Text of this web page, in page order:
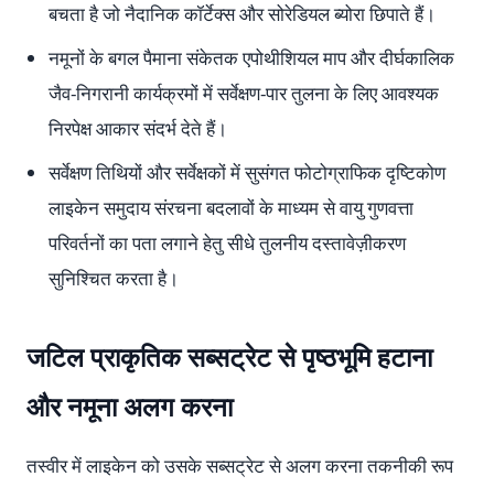
बचता है जो नैदानिक कॉर्टेक्स और सोरेडियल ब्योरा छिपाते हैं।
नमूनों के बगल पैमाना संकेतक एपोथीशियल माप और दीर्घकालिक
जैव-निगरानी कार्यक्रमों में सर्वेक्षण-पार तुलना के लिए आवश्यक
निरपेक्ष आकार संदर्भ देते हैं।
सर्वेक्षण तिथियों और सर्वेक्षकों में सुसंगत फोटोग्राफिक दृष्टिकोण
लाइकेन समुदाय संरचना बदलावों के माध्यम से वायु गुणवत्ता
परिवर्तनों का पता लगाने हेतु सीधे तुलनीय दस्तावेज़ीकरण
सुनिश्चित करता है।
जटिल प्राकृतिक सब्सट्रेट से पृष्ठभूमि हटाना
और नमूना अलग करना
तस्वीर में लाइकेन को उसके सब्सट्रेट से अलग करना तकनीकी रूप